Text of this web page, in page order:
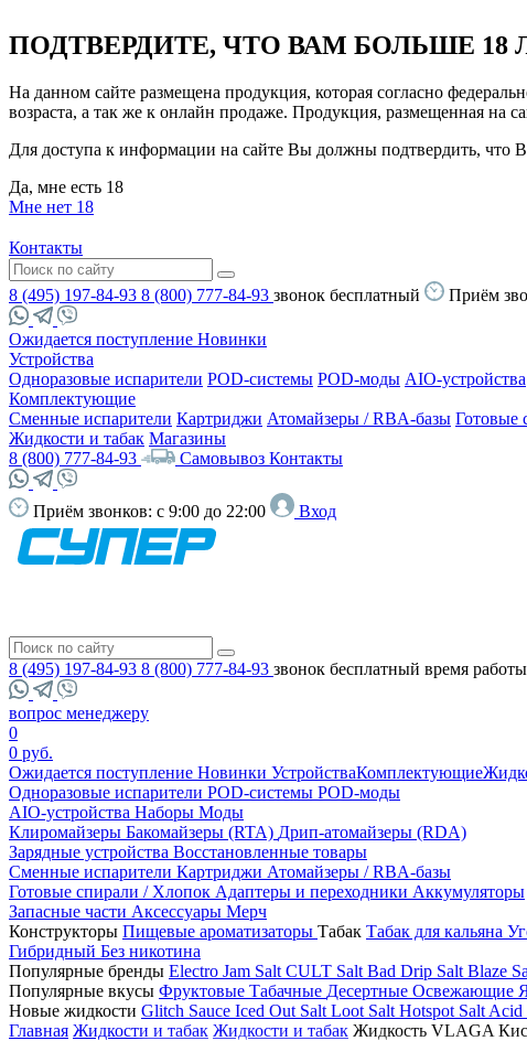
ПОДТВЕРДИТЕ, ЧТО ВАМ БОЛЬШЕ 18
На данном сайте размещена продукция, которая согласно
возраста, а так же к онлайн продаже. Продукция, размещенная на
Для доступа к информации на сайте Вы должны подтвердить, что
Да, мне есть 18
Мне нет 18
Контакты
8 (495) 197-84-93 8 (800) 777-84-93 звонок бесплатный Приём
Ожидается поступление Новинки
Устройства
Одноразовые испарители POD-системы POD-моды AIO-устройства
Комплектующие
Сменные испарители Картриджи Атомайзеры / RBA-базы Готовые
Жидкости и табак Магазины
8 (800) 777-84-93
Самовывоз Контакты
Приём звонков: с 9:00 до 22:00 Вход
8 (495) 197-84-93 8 (800) 777-84-93 звонок бесплатный время
вопрос менеджеру
0
0 руб.
Ожидается поступление Новинки УстройстваКомплектующие
Одноразовые испарители POD-системы POD-моды
AIO-устройства Наборы Моды
Клиромайзеры Бакомайзеры (RTA) Дрип-атомайзеры (RDA)
Зарядные устройства Восстановленные товары
Сменные испарители Картриджи Атомайзеры / RBA-базы
Готовые спирали / Хлопок Адаптеры и переходники Аккумуляторы
Запасные части Аксессуары Мерч
Конструкторы Пищевые ароматизаторы Табак Табак для кальяна
Гибридный Без никотина
Популярные бренды Electro Jam Salt CULT Salt Bad Drip Salt Blaze
Популярные вкусы Фруктовые Табачные Десертные Освежающие
Новые жидкости Glitch Sauce Iced Out Salt Loot Salt Hotspot Salt Acid
Главная Жидкости и табак Жидкости и табак Жидкость VLAGA